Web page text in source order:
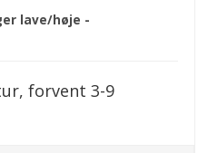
lave/høje -
forvent 3-9